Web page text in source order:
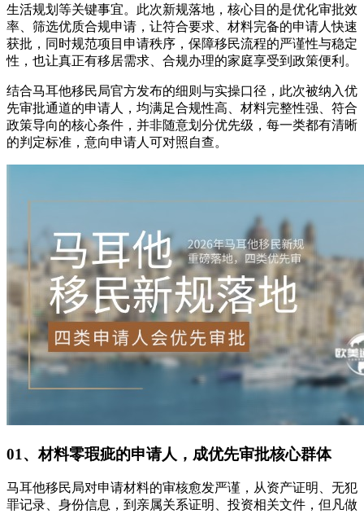
生活规划等关键事宜。此次新规落地，核心目的是优化审批效
率、筛选优质合规申请，让符合要求、材料完备的申请人快速
获批，同时规范项目申请秩序，保障移民流程的严谨性与稳定
性，也让真正有移居需求、合规办理的家庭享受到政策便利。
结合马耳他移民局官方发布的细则与实操口径，此次被纳入优
先审批通道的申请人，均满足合规性高、材料完整性强、符合
政策导向的核心条件，并非随意划分优先级，每一类都有清晰
的判定标准，意向申请人可对照自查。
01、材料零瑕疵的申请人，成优先审批核心群体
马耳他移民局对申请材料的审核愈发严谨，从资产证明、无犯
罪记录、身份信息，到亲属关系证明、投资相关文件，但凡做